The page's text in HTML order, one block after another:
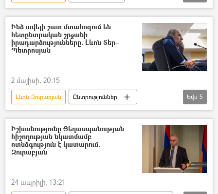
Նիկոլ Փաշինյան
Ադրբեջան
Արցախ
Ինձ ավելի շատ մտահոգում են
հետընտրական շրջանի
իրադարձությունները. Լևոն Տեր–
Պետրոսյան
2 մայիսի, 20:15
Լևոն Զուրաբյան
Ընտրություններ
Ազգային ժողովի ընտրություններ
Լևոն Տեր–Պետրոսյան
բանավեճ
ադրբեջանցի
Հայ ազգային կոնգրես (ՀԱԿ)
Եվս 5
Իշխանությունը Ցեղասպանության
հիշողության նկատմամբ
ոտնձգություն է կատարում.
Զուրաբյան
24 ապրիլի, 13:21